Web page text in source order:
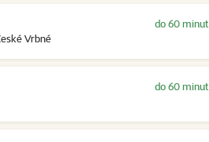
Vrbné
do 60 minut
do 60 minut